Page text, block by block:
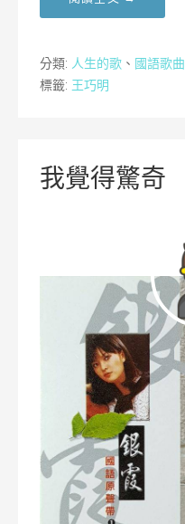
分類: 人生的歌 、 國語歌曲
標籤: 王巧明
我覺得驚奇